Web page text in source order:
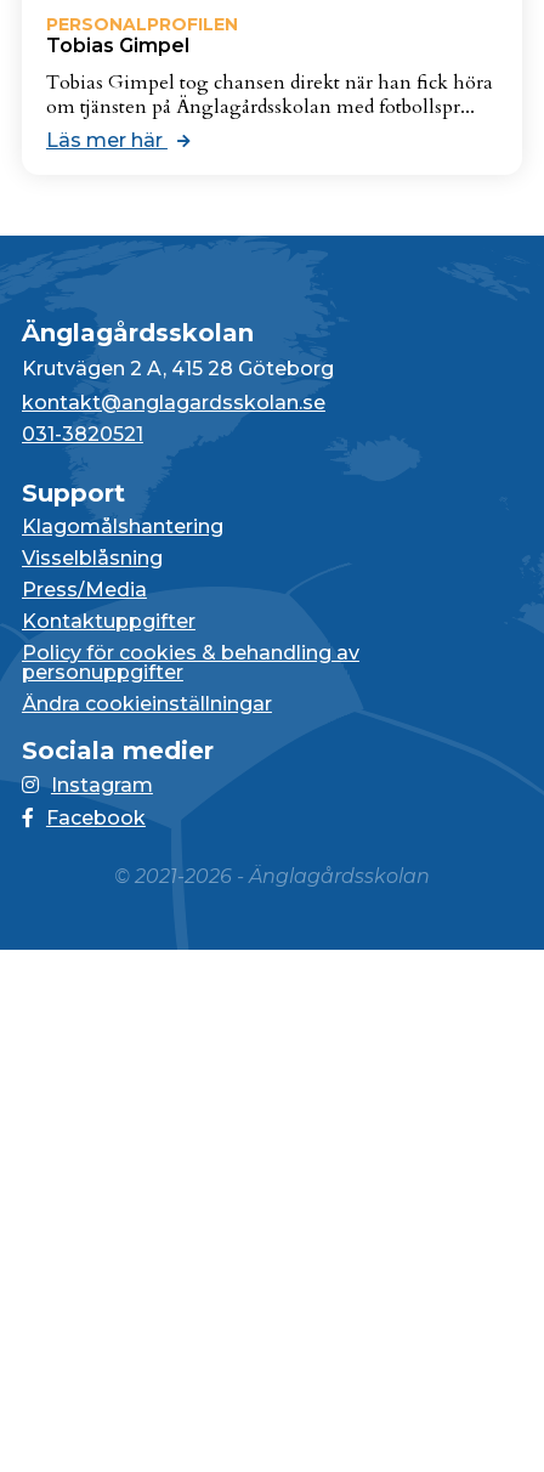
PERSONALPROFILEN
Tobias Gimpel
Tobias Gimpel tog chansen direkt när han fick höra
om tjänsten på Änglagårdsskolan med fotbollspr...
Läs mer här
Änglagårdsskolan
Krutvägen 2 A, 415 28 Göteborg
kontakt@anglagardsskolan.se
031-3820521
Support
Klagomålshantering
Visselblåsning
Press/Media
Kontaktuppgifter
Policy för cookies & behandling av
personuppgifter
Ändra cookieinställningar
Sociala medier
Instagram
Facebook
© 2021-2026 - Änglagårdsskolan